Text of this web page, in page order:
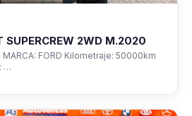
SUPERCREW 2WD M.2020
MARCA: FORD Kilometraje: 50000km
…